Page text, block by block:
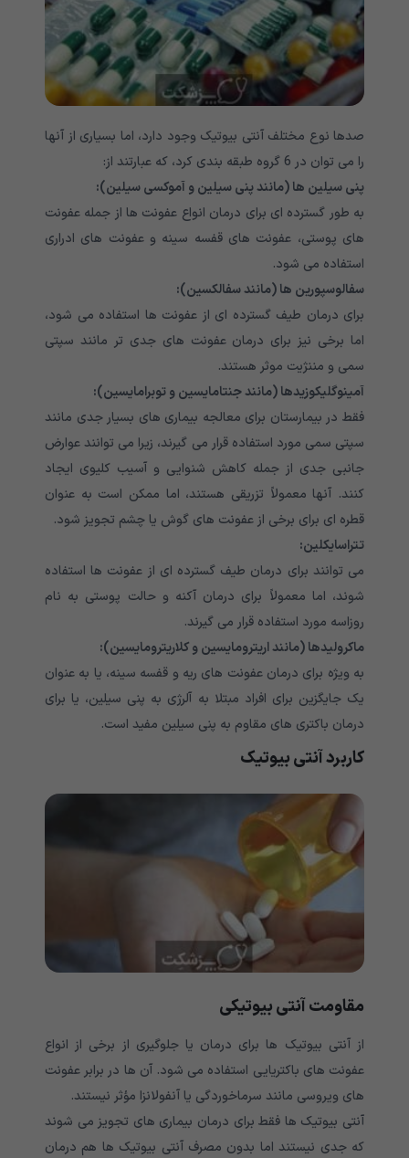
صدها نوع مختلف آنتی بیوتیک وجود دارد، اما بسیاری از آنها
را می توان در 6 گروه طبقه بندی کرد، که عبارتند از:
پنی سیلین ها (مانند پنی سیلین و آموکسی سیلین):
به طور گسترده ای برای درمان انواع عفونت ها از جمله عفونت
های پوستی، عفونت های قفسه سینه و عفونت های ادراری
استفاده می شود.
سفالوسپورین ها (مانند سفالکسین):
برای درمان طیف گسترده ای از عفونت ها استفاده می شود،
اما برخی نیز برای درمان عفونت های جدی تر مانند سپتی
سمی و مننژیت موثر هستند.
آمینوگلیکوزیدها (مانند جنتامایسین و توبرامایسین):
فقط در بیمارستان برای معالجه بیماری های بسیار جدی مانند
سپتی سمی مورد استفاده قرار می گیرند، زیرا می توانند عوارض
جانبی جدی از جمله کاهش شنوایی و آسیب کلیوی ایجاد
کنند. آنها معمولاً تزریقی هستند، اما ممکن است به عنوان
قطره ای برای برخی از عفونت های گوش یا چشم تجویز شود.
تتراسایکلین:
می توانند برای درمان طیف گسترده ای از عفونت ها استفاده
شوند، اما معمولاً برای درمان آکنه و حالت پوستی به نام
روزاسه مورد استفاده قرار می گیرند.
ماکرولیدها (مانند اریترومایسین و کلاریترومایسین):
به ویژه برای درمان عفونت های ریه و قفسه سینه، یا به عنوان
یک جایگزین برای افراد مبتلا به آلرژی به پنی سیلین، یا برای
درمان باکتری های مقاوم به پنی سیلین مفید است.
کاربرد آنتی بیوتیک
مقاومت آنتی بیوتیکی
از آنتی بیوتیک ها برای درمان یا جلوگیری از برخی از انواع
عفونت های باکتریایی استفاده می شود. آن ها در برابر عفونت
های ویروسی مانند سرماخوردگی یا آنفولانزا مؤثر نیستند.
آنتی بیوتیک ها فقط برای درمان بیماری های تجویز می شوند
که جدی نیستند اما بدون مصرف آنتی بیوتیک ها هم درمان